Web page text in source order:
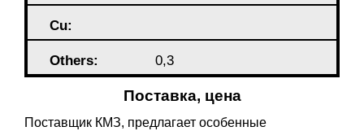
Cu:
Others: 0,3
Поставка, цена
Поставщик КМЗ, предлагает особенные